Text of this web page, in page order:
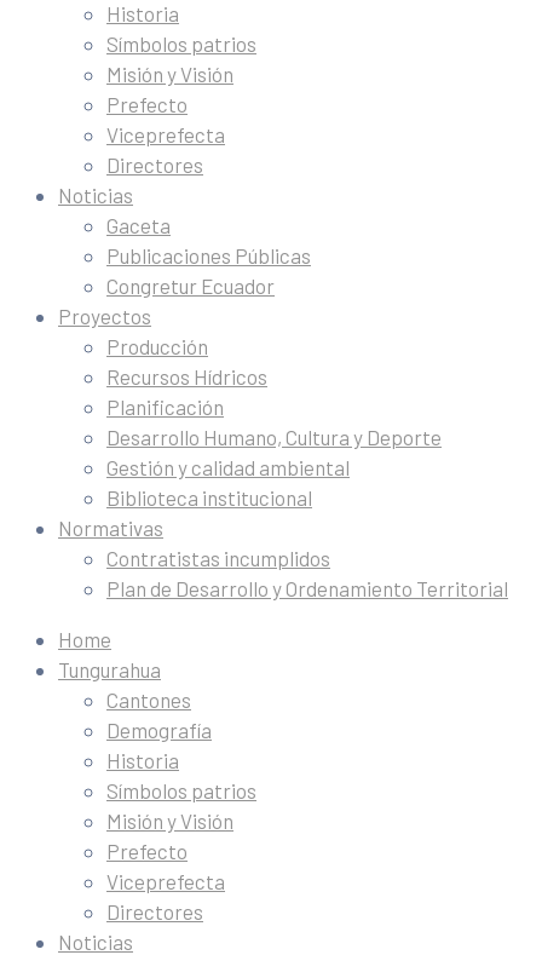
Historia
Símbolos patrios
Misión y Visión
Prefecto
Viceprefecta
Directores
Noticias
Gaceta
Publicaciones Públicas
Congretur Ecuador
Proyectos
Producción
Recursos Hídricos
Planificación
Desarrollo Humano, Cultura y Deporte
Gestión y calidad ambiental
Biblioteca institucional
Normativas
Contratistas incumplidos
Plan de Desarrollo y Ordenamiento Territorial
Home
Tungurahua
Cantones
Demografía
Historia
Símbolos patrios
Misión y Visión
Prefecto
Viceprefecta
Directores
Noticias